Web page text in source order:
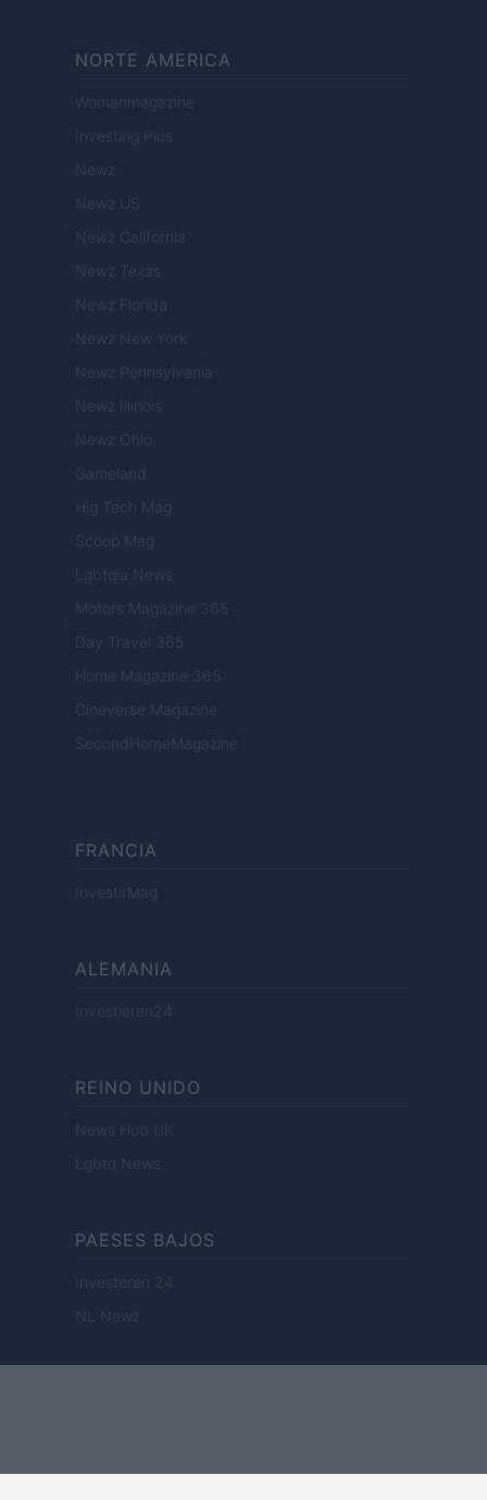
NORTE AMERICA
Womanmagazine
Investing Plus
Newz
Newz US
Newz California
Newz Texas
Newz Florida
Newz New York
Newz Pennsylvania
Newz Illinois
Newz Ohio
Gameland
Hig Tech Mag
Scoop Mag
Lgbtqia News
Motors Magazine 365
Day Travel 365
Home Magazine 365
Cineverse Magazine
SecondHomeMagazine
FRANCIA
InvestirMag
ALEMANIA
Investieren24
REINO UNIDO
News Hub UK
Lgbtq News
PAESES BAJOS
Investeren 24
NL Newz